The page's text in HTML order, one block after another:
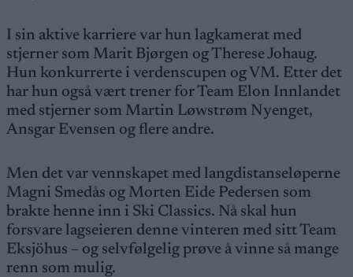
I sin aktive karriere var hun lagkamerat med
stjerner som Marit Bjørgen og Therese Johaug.
Hun konkurrerte i verdenscupen og VM. Etter det
har hun også vært trener for Team Elon Innlandet
med stjerner som Martin Løwstrøm Nyenget,
Ansgar Evensen og flere andre.
Men det var vennskapet med langdistanseløperne
Magni Smedås og Morten Eide Pedersen som
brakte henne inn i Ski Classics. Nå skal hun
forsvare lagseieren denne vinteren med sitt Team
Eksjöhus – og selvfølgelig prøve å vinne så mange
renn som mulig.